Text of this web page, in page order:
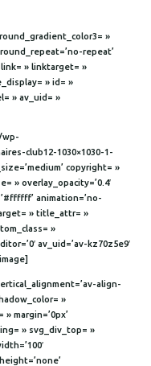
»
repeat’
» linktarget= »
» id= »
» av_uid= »
wp-
club12-1030×1030-1-
copyright= »
» overlay_opacity=’0.4′
animation=’no-
» title_attr= »
»
av_uid=’av-kz70z5e9′
align-
»
margin=’0px’
» svg_div_top= »